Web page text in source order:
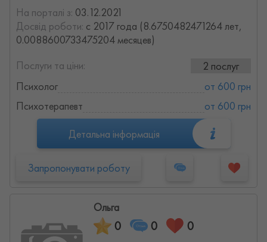
На порталі з: 03.12.2021
Досвід роботи: с 2017 года (8.6750482471264 лет,
0.0088600733475204 месяцев)
Послуги та ціни:
2 послуг
Психолог
от 600 грн
Психотерапевт
от 600 грн
Детальна інформація
Запропонувати роботу
Ольга
0 0 0